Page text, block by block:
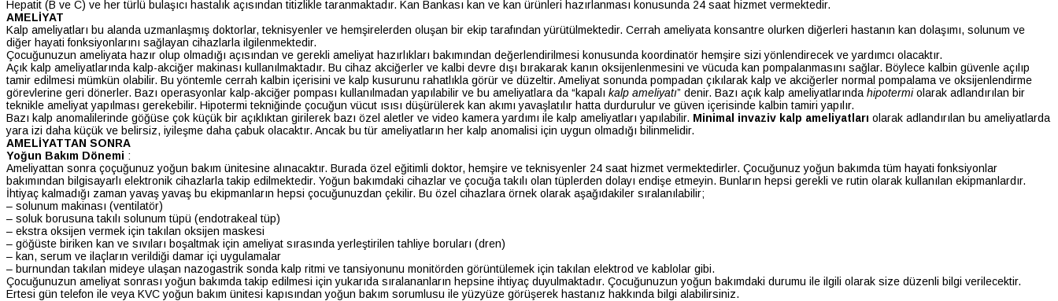
Hepatit (B ve C) ve her türlü bulaşıcı hastalık açısından titizlikle taranmaktadır. Kan Bankası kan ve kan ürünleri hazırlanması konusunda 24 saat hizmet vermektedir.
AMELİYAT
Kalp ameliyatları bu alanda uzmanlaşmış doktorlar, teknisyenler ve hemşirelerden oluşan bir ekip tarafından yürütülmektedir. Cerrah ameliyata konsantre olurken diğerleri hastanın kan dolaşımı, solunum ve
diğer hayati fonksiyonlarını sağlayan cihazlarla ilgilenmektedir.
Çocuğunuzun ameliyata hazır olup olmadığı açısından ve gerekli ameliyat hazırlıkları bakımından değerlendirilmesi konusunda koordinatör hemşire sizi yönlendirecek ve yardımcı olacaktır.
Açık kalp ameliyatlarında kalp-akciğer makinası kullanılmaktadır. Bu cihaz akciğerler ve kalbi devre dışı bırakarak kanın oksijenlenmesini ve vücuda kan pompalanmasını sağlar. Böylece kalbin güvenle açılıp
tamir edilmesi mümkün olabilir. Bu yöntemle cerrah kalbin içerisini ve kalp kusurunu rahatlıkla görür ve düzeltir. Ameliyat sonunda pompadan çıkılarak kalp ve akciğerler normal pompalama ve oksijenlendirme
görevlerine geri dönerler. Bazı operasyonlar kalp-akciğer pompası kullanılmadan yapılabilir ve bu ameliyatlara da “kapalı kalp ameliyatı” denir. Bazı açık kalp ameliyatlarında hipotermiolarak adlandırılan bir
teknikle ameliyat yapılması gerekebilir. Hipotermi tekniğinde çocuğun vücut ısısı düşürülerek kan akımı yavaşlatılır hatta durdurulur ve güven içerisinde kalbin tamiri yapılır.
Bazı kalp anomalilerinde göğüse çok küçük bir açıklıktan girilerek bazı özel aletler ve video kamera yardımı ile kalp ameliyatları yapılabilir. Minimal invaziv kalp ameliyatları olarak adlandırılan bu ameliyatlarda
yara izi daha küçük ve belirsiz, iyileşme daha çabuk olacaktır. Ancak bu tür ameliyatların her kalp anomalisi için uygun olmadığı bilinmelidir.
AMELİYATTAN SONRA
Yoğun Bakım Dönemi :
Ameliyattan sonra çoçuğunuz yoğun bakım ünitesine alınacaktır. Burada özel eğitimli doktor, hemşire ve teknisyenler 24 saat hizmet vermektedirler. Çocuğunuz yoğun bakımda tüm hayati fonksiyonlar
bakımından bilgisayarlı elektronik cihazlarla takip edilmektedir. Yoğun bakımdaki cihazlar ve çocuğa takılı olan tüplerden dolayı endişe etmeyin. Bunların hepsi gerekli ve rutin olarak kullanılan ekipmanlardır.
İhtiyaç kalmadığı zaman yavaş yavaş bu ekipmanların hepsi çocuğunuzdan çekilir. Bu özel cihazlara örnek olarak aşağıdakiler sıralanılabilir;
– solunum makinası (ventilatör)
– soluk borusuna takılı solunum tüpü (endotrakeal tüp)
– ekstra oksijen vermek için takılan oksijen maskesi
– göğüste biriken kan ve sıvıları boşaltmak için ameliyat sırasında yerleştirilen tahliye boruları (dren)
– kan, serum ve ilaçların verildiği damar içi uygulamalar
– burnundan takılan mideye ulaşan nazogastrik sonda kalp ritmi ve tansiyonunu monitörden görüntülemek için takılan elektrod ve kablolar gibi.
Çocuğunuzun ameliyat sonrası yoğun bakımda takip edilmesi için yukarıda sıralananların hepsine ihtiyaç duyulmaktadır. Çocuğunuzun yoğun bakımdaki durumu ile ilgili olarak size düzenli bilgi verilecektir.
Ertesi gün telefon ile veya KVC yoğun bakım ünitesi kapısından yoğun bakım sorumlusu ile yüzyüze görüşerek hastanız hakkında bilgi alabilirsiniz.